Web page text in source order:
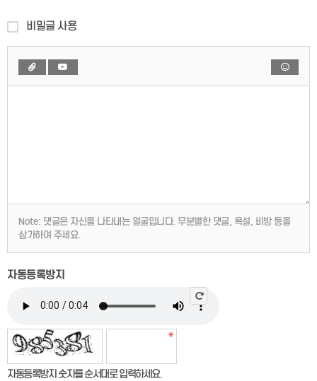
비밀글 사용
Note: 댓글은 자신을 나타내는 얼굴입니다. 무분별한 댓글, 욕설, 비방 등을
삼가하여 주세요.
자동등록방지
자동등록방지 숫자를 순서대로 입력하세요.